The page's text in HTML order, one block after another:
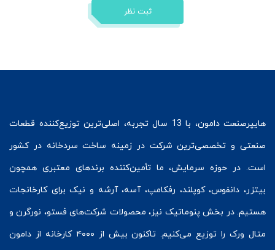
ثبت نظر
هایپرصنعت
دامون، با 13 سال تجربه، اصلی‌ترین توزیع‌کننده قطعات
صنعتی و تخصصی‌ترین شرکت در زمینه ساخت سردخانه در کشور
است. در حوزه سرمایش، ما تأمین‌کننده برندهای معتبری همچون
بیتزر، دانفوس،کوپلند، رفکامپ، آسه، آرشه و نیک برای کارخانجات
هستیم. در بخش پنوماتیک نیز، محصولات شرکت‌های فستو، نورگرن و
متال ورک
را توزیع می‌کنیم. تاکنون بیش از ۴۰۰۰ کارخانه از دامون